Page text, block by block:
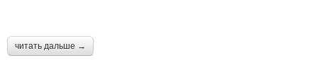
читать дальше →